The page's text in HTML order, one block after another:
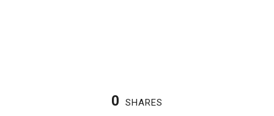
0 SHARES